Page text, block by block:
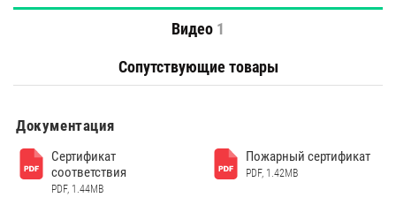
Видео 1
Сопутствующие товары
Документация
Сертификат
соответствия
PDF, 1.44MB
Пожарный сертификат
PDF, 1.42MB